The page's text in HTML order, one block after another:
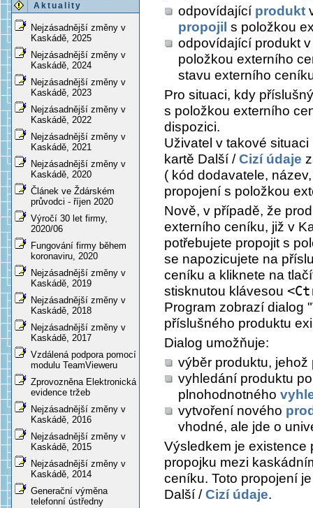
Aktuality
Nejzásadnější změny v
Kaskádě, 2025
Nejzásadnější změny v
Kaskádě, 2024
Nejzásadnější změny v
Kaskádě, 2023
Nejzásadnější změny v
Kaskádě, 2022
Nejzásadnější změny v
Kaskádě, 2021
Nejzásadnější změny v
Kaskádě, 2020
Článek ve Ždárském
průvodci - říjen 2020
Výročí 30 let firmy,
2020/06
Fungování firmy během
koronaviru, 2020
Nejzásadnější změny v
Kaskádě, 2019
Nejzásadnější změny v
Kaskádě, 2018
Nejzásadnější změny v
Kaskádě, 2017
Vzdálená podpora pomocí
modulu TeamVieweru
Zprovozněna Elektronická
evidence tržeb
Nejzásadnější změny v
Kaskádě, 2016
Nejzásadnější změny v
Kaskádě, 2015
Nejzásadnější změny v
Kaskádě, 2014
Generační výměna
telefonní ústředny
odpovídající produkt
propojil s položkou
odpovídající produkt
položkou externího
stavu externího
Pro situaci, kdy
s položkou externího
dispozici.
Uživatel v takové
kartě Další /Cizí údaje
( kód dodavatele,
propojení s položkou
Nově, v případě, že
externího ceníku, již v
potřebujete propojit s
se napozicujete na
ceníku a kliknete na
stisknutou klávesou
Program zobrazí dialog
příslušného produktu
Dialog umožňuje:
výběr produktu,
vyhledání produktu
plnohodnotného
vytvoření nového
vhodné, ale jde o
Výsledkem je existence
propojku mezi
ceníku. Toto propojení
Další /Cizí údaje.